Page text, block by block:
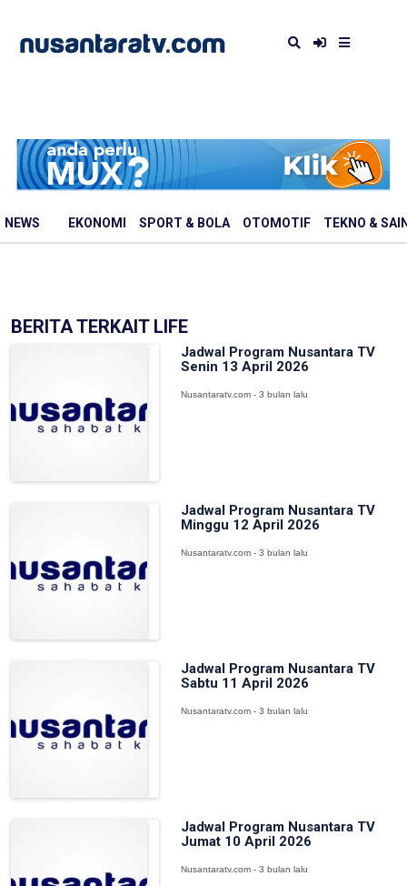
NEWS EKONOMI SPORT & BOLA OTOMOTIF TEKNO &
BERITA TERKAIT LIFE
Jadwal Program Nusantara TV
Senin 13 April 2026
Nusantaratv.com - 3 bulan lalu
Jadwal Program Nusantara TV
Minggu 12 April 2026
Nusantaratv.com - 3 bulan lalu
Jadwal Program Nusantara TV
Sabtu 11 April 2026
Nusantaratv.com - 3 bulan lalu
Jadwal Program Nusantara TV
Jumat 10 April 2026
Nusantaratv.com - 3 bulan lalu